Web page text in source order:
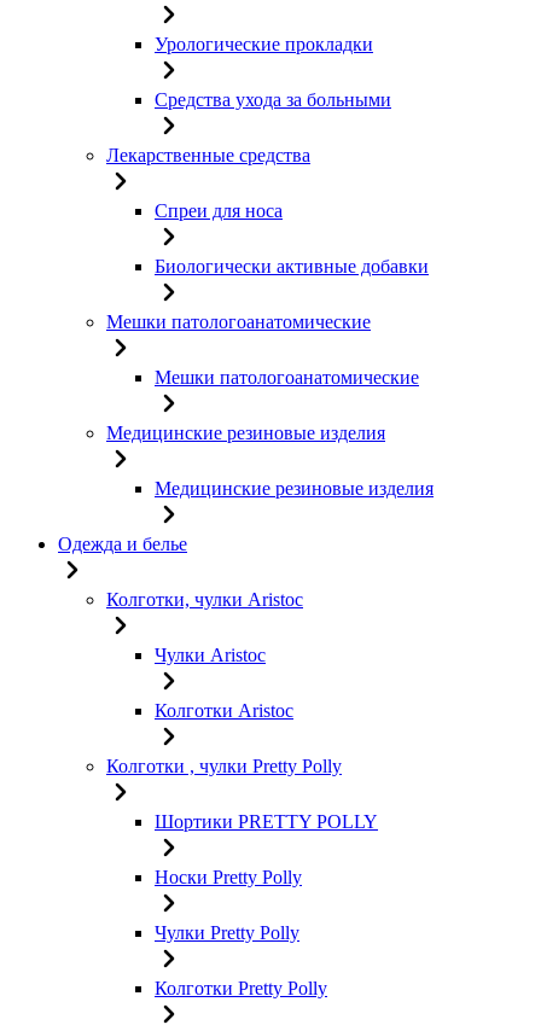
Урологические прокладки
Средства ухода за больными
Лекарственные средства
Спреи для носа
Биологически активные добавки
Мешки патологоанатомические
Мешки патологоанатомические
Медицинские резиновые изделия
Медицинские резиновые изделия
Одежда и белье
Колготки, чулки Aristoc
Чулки Aristoc
Колготки Aristoc
Колготки , чулки Pretty Polly
Шортики PRETTY POLLY
Носки Pretty Polly
Чулки Pretty Polly
Колготки Pretty Polly